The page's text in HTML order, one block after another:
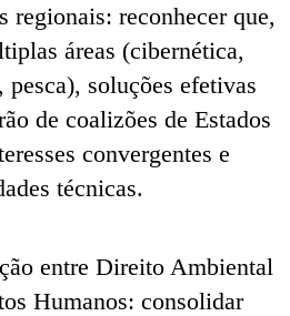
regionais: reconhecer que,
áreas (cibernética,
pesca), soluções efetivas
de coalizões de Estados
convergentes e
técnicas.
entre Direito Ambiental
Humanos: consolidar